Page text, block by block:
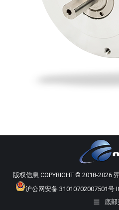
版权信息 COPYRIGHT © 2018-2026
沪公网安备 31010702007501号
底